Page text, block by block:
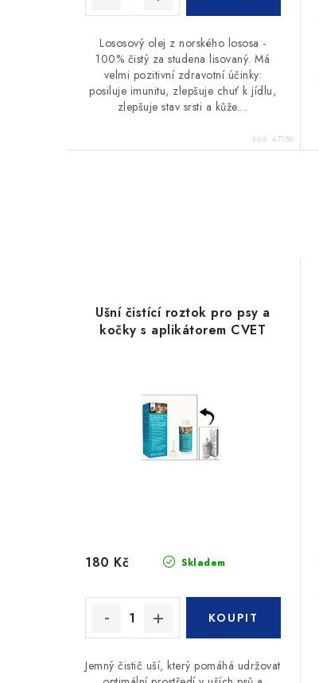
Lososový olej z norského lososa -
100% čistý za studena lisovaný. Má
velmi pozitivní zdravotní účinky:
posiluje imunitu, zlepšuje chuť k jídlu,
zlepšuje stav srsti a kůže....
Kód: 47156
Ušní čistící roztok pro psy a
kočky s aplikátorem CVET
Skladem
180 Kč
Jemný čistič uší, který pomáhá udržovat